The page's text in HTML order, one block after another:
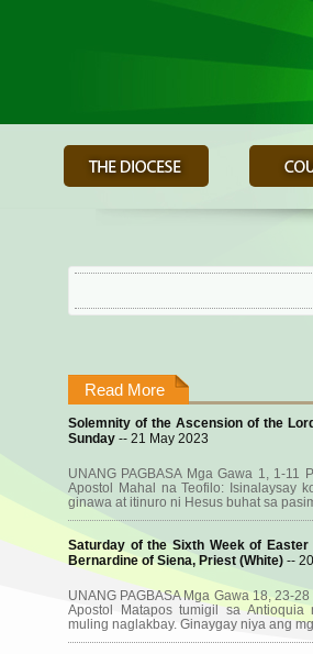
Read More
Solemnity of the Ascension of the
Sunday -- 21 May 2023
UNANG PAGBASA Mga Gawa 1, 1-11
Apostol Mahal na Teofilo: Isinalaysay
ginawa at itinuro ni Hesus buhat sa
Saturday of the Sixth Week of
Bernardine of Siena, Priest (White) --
UNANG PAGBASA Mga Gawa 18, 23-
Apostol Matapos tumigil sa Antioquia
muling naglakbay. Ginaygay niya ang